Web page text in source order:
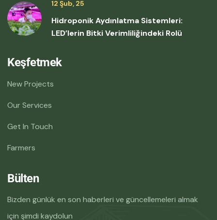
12 Şub, 25
Hidroponik Aydınlatma Sistemleri:
LED’lerin Bitki Verimliliğindeki Rolü
Keşfetmek
New Projects
Our Services
Get In Touch
Farmers
Bülten
Bizden günlük en son haberleri ve güncellemeleri almak
için şimdi kaydolun